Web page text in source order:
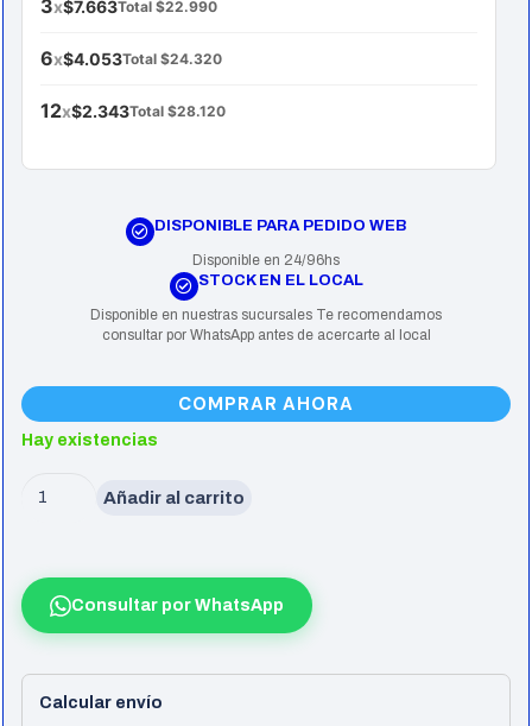
3x$7.663Total $22.990
6x$4.053Total $24.320
12x$2.343Total $28.120
DISPONIBLE PARA PEDIDO WEB
Disponible en 24/96hs
STOCK EN EL LOCAL
Disponible en nuestras sucursales Te recomendamos
consultar por WhatsApp antes de acercarte al local
COMPRAR AHORA
Hay existencias
Mouse
6400
Dpi
cantidad
Añadir al carrito
Consultar por WhatsApp
Calcular envío